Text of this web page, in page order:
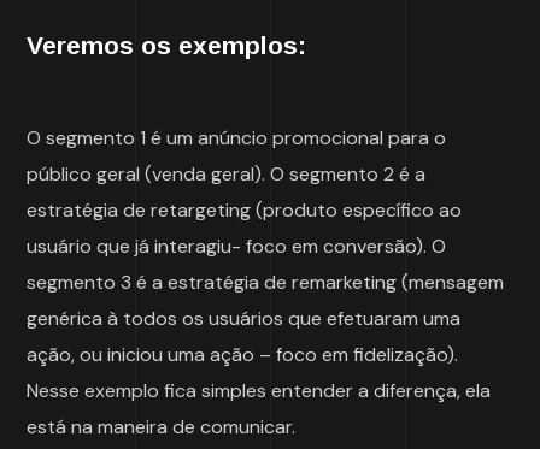
Veremos os exemplos:
O segmento 1 é um anúncio promocional para o
público geral (venda geral). O segmento 2 é a
estratégia de retargeting (produto específico ao
usuário que já interagiu- foco em conversão). O
segmento 3 é a estratégia de remarketing (mensagem
genérica à todos os usuários que efetuaram uma
ação, ou iniciou uma ação – foco em fidelização).
Nesse exemplo fica simples entender a diferença, ela
está na maneira de comunicar.